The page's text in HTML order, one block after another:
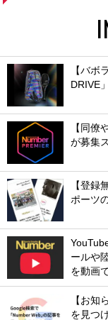
【バボ
DRIVE
【同僚
が募集
【登録
ポーツ
ールや
を動画
【お知
を見つ